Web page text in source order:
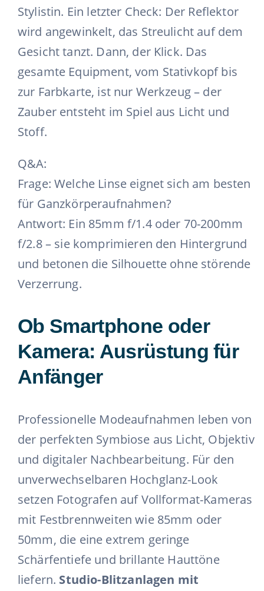
Stylistin. Ein letzter Check: Der Reflektor
wird angewinkelt, das Streulicht auf dem
Gesicht tanzt. Dann, der Klick. Das
gesamte Equipment, vom Stativkopf bis
zur Farbkarte, ist nur Werkzeug – der
Zauber entsteht im Spiel aus Licht und
Stoff.
Q&A:
Frage: Welche Linse eignet sich am besten
für Ganzkörperaufnahmen?
Antwort: Ein 85mm f/1.4 oder 70-200mm
f/2.8 – sie komprimieren den Hintergrund
und betonen die Silhouette ohne störende
Verzerrung.
Ob Smartphone oder
Kamera: Ausrüstung für
Anfänger
Professionelle Modeaufnahmen leben von
der perfekten Symbiose aus Licht, Objektiv
und digitaler Nachbearbeitung. Für den
unverwechselbaren Hochglanz-Look
setzen Fotografen auf Vollformat-Kameras
mit Festbrennweiten wie 85mm oder
50mm, die eine extrem geringe
Schärfentiefe und brillante Hauttöne
liefern. Studio-Blitzanlagen mit